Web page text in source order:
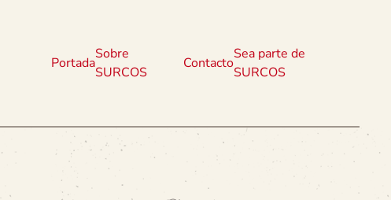
Portada
Sobre
SURCOS
Contacto
Sea parte de
SURCOS